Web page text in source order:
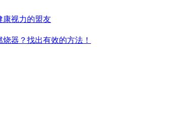
康视力的盟友
器？找出有效的方法！